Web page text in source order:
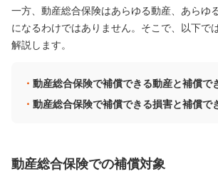
一方、動産総合保険はあらゆる動産、あらゆ
になるわけではありません。そこで、以下で
解説します。
動産総合保険で補償できる動産と補償で
動産総合保険で補償できる損害と補償で
動産総合保険での補償対象